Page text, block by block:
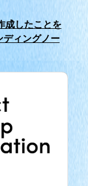
成したことを
ィングノー